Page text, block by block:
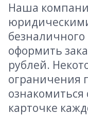
Наша
оформить
рублей.
ограничения
карточке